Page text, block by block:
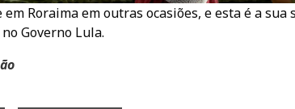
Roraima em outras ocasiões, e esta é a
Governo Lula.